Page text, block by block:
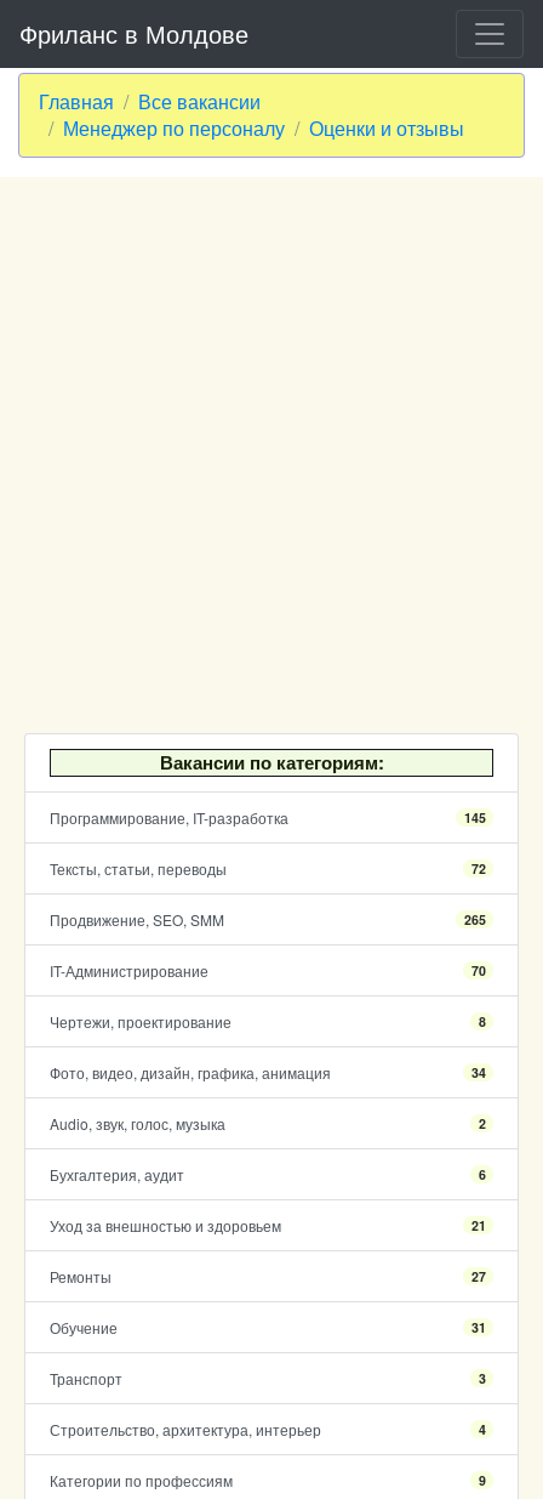
Фриланс в Молдове
Главная
Все вакансии
Менеджер по персоналу
Оценки и отзывы
Вакансии по категориям:
Программирование, IT-разработка 145
Тексты, статьи, переводы 72
Продвижение, SEO, SMM 265
IT-Администрирование 70
Чертежи, проектирование 8
Фото, видео, дизайн, графика, анимация 34
Audio, звук, голос, музыка 2
Бухгалтерия, аудит 6
Уход за внешностью и здоровьем 21
Ремонты 27
Обучение 31
Транспорт 3
Строительство, архитектура, интерьер 4
Категории по профессиям 9